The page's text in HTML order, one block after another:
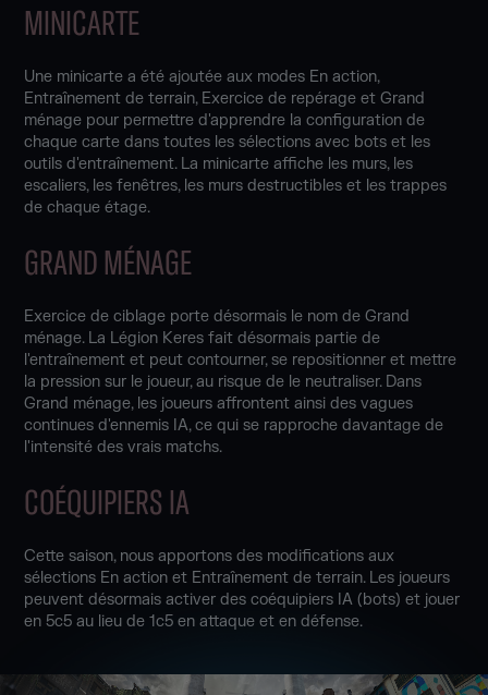
MINICARTE
Une minicarte a été ajoutée aux modes En action,
Entraînement de terrain, Exercice de repérage et Grand
ménage pour permettre d'apprendre la configuration de
chaque carte dans toutes les sélections avec bots et les
outils d'entraînement. La minicarte affiche les murs, les
escaliers, les fenêtres, les murs destructibles et les trappes
de chaque étage.
GRAND MÉNAGE
Exercice de ciblage porte désormais le nom de Grand
ménage. La Légion Keres fait désormais partie de
l'entraînement et peut contourner, se repositionner et mettre
la pression sur le joueur, au risque de le neutraliser. Dans
Grand ménage, les joueurs affrontent ainsi des vagues
continues d'ennemis IA, ce qui se rapproche davantage de
l'intensité des vrais matchs.
COÉQUIPIERS IA
Cette saison, nous apportons des modifications aux
sélections En action et Entraînement de terrain. Les joueurs
peuvent désormais activer des coéquipiers IA (bots) et jouer
en 5c5 au lieu de 1c5 en attaque et en défense.